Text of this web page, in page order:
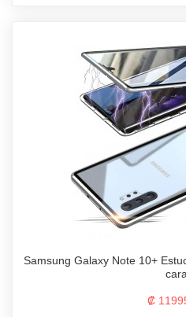
Samsung Galaxy Note 10+
cara
₡